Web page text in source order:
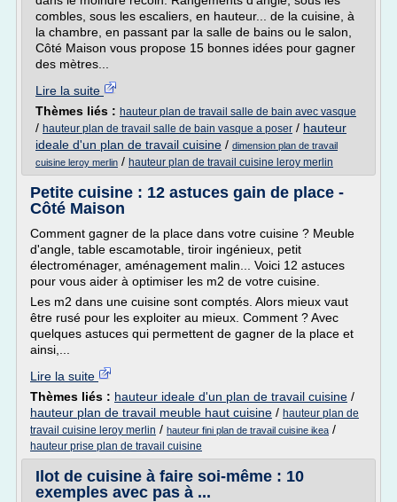
combles, sous les escaliers, en hauteur... de la cuisine, à
la chambre, en passant par la salle de bains ou le salon,
Côté Maison vous propose 15 bonnes idées pour gagner
des mètres...
Lire la suite
Thèmes liés : hauteur plan de travail salle de bain avec vasque
/ hauteur plan de travail salle de bain vasque a poser / hauteur
ideale d'un plan de travail cuisine / dimension plan de travail
cuisine leroy merlin / hauteur plan de travail cuisine leroy merlin
Petite cuisine : 12 astuces gain de place -
Côté Maison
Comment gagner de la place dans votre cuisine ? Meuble
d'angle, table escamotable, tiroir ingénieux, petit
électroménager, aménagement malin... Voici 12 astuces
pour vous aider à optimiser les m2 de votre cuisine.
Les m2 dans une cuisine sont comptés. Alors mieux vaut
être rusé pour les exploiter au mieux. Comment ? Avec
quelques astuces qui permettent de gagner de la place et
ainsi,...
Lire la suite
Thèmes liés : hauteur ideale d'un plan de travail cuisine /
hauteur plan de travail meuble haut cuisine / hauteur plan de
travail cuisine leroy merlin / hauteur fini plan de travail cuisine ikea /
hauteur prise plan de travail cuisine
Ilot de cuisine à faire soi-même : 10
exemples avec pas à ...